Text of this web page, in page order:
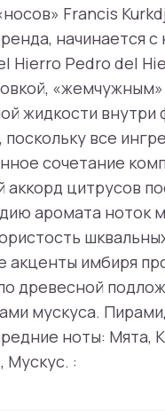
Francis
начинается
Hierro Pedro del
жидкости
все
сочетание
цитрусов
аромата ноток
имбиря
древесной
мускуса.
ноты: Мята,
Мускус. :